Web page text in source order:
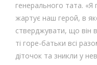
генерального тата.
жартує наш герой, в
стверджувати, що він
ті горе-батьки всі
діточок та зникли у